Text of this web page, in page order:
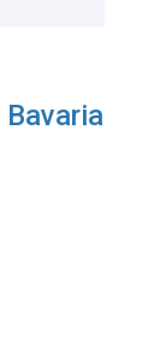
Bavaria